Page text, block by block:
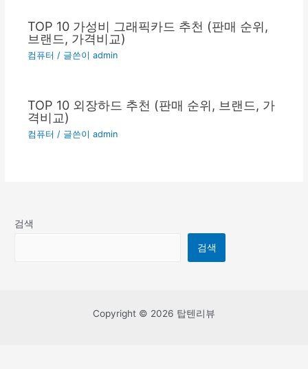
TOP 10 가성비 그래픽카드 추천 (판매 순위,
브랜드, 가격비교)
컴퓨터 / 글쓴이admin
TOP 10 외장하드 추천 (판매 순위, 브랜드, 가
격비교)
컴퓨터 / 글쓴이admin
검색
검색
Copyright © 2026 탑텐리뷰